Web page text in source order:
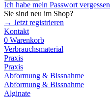
Ich habe mein Passwort vergessen
Sie sind neu im Shop?
→ Jetzt registrieren
Kontakt
0 Warenkorb
Verbrauchsmaterial
Praxis
Praxis
Abformung & Bissnahme
Abformung & Bissnahme
Alginate